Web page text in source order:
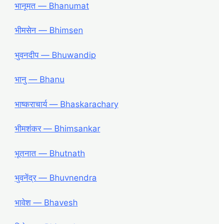
भानूमत — Bhanumat
भीमसेन — Bhimsen
भुवनदीप — Bhuwandip
भानु — Bhanu
भाष्कराचार्य — Bhaskarachary
भीमशंकर — Bhimsankar
भूतनात — Bhutnath
भुवनेंद्र ― Bhuvnendra
भावेश ― Bhavesh